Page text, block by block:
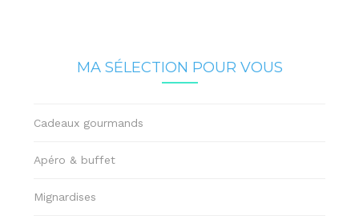
MA SÉLECTION POUR VOUS
Cadeaux gourmands
Apéro & buffet
Mignardises